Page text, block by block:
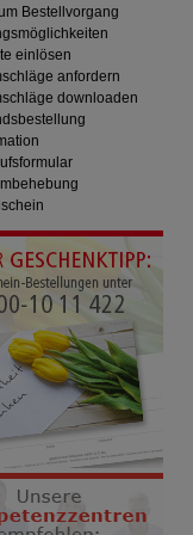
Bestellvorgang
einlösen
anfordern
downloaden